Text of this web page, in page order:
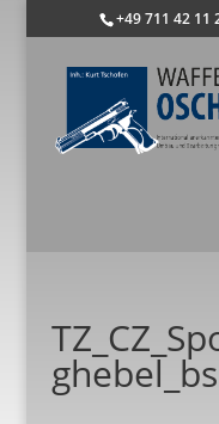
+49 711 42 11